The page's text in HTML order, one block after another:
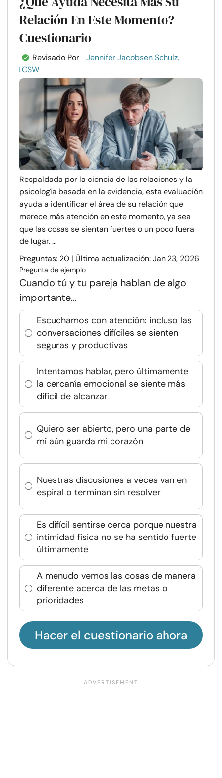
Relación En Este Momento?
Cuestionario
Revisado Por
Jennifer Jacobsen Schulz,
LCSW
Respaldada por la ciencia de las relaciones y la
psicología basada en la evidencia, esta evaluación
ayuda a identificar el área de su relación que
merece más atención en este momento, ya sea
que las cosas se sientan fuertes o un poco fuera
de lugar. ...
Preguntas: 20 | Última actualización: Jan 23, 2026
Pregunta de ejemplo
Cuando tú y tu pareja hablan de algo
importante...
Escuchamos con atención: incluso las
conversaciones difíciles se sienten
seguras y productivas
Intentamos hablar, pero últimamente
la cercanía emocional se siente más
difícil de alcanzar
Quiero ser abierto, pero una parte de
mí aún guarda mi corazón
Nuestras discusiones a veces van en
espiral o terminan sin resolver
Es difícil sentirse cerca porque nuestra
intimidad física no se ha sentido fuerte
últimamente
A menudo vemos las cosas de manera
diferente acerca de las metas o
prioridades
Hacer el cuestionario ahora